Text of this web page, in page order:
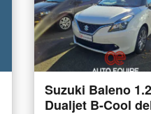
Suzuki Baleno
Dualjet B-Cool